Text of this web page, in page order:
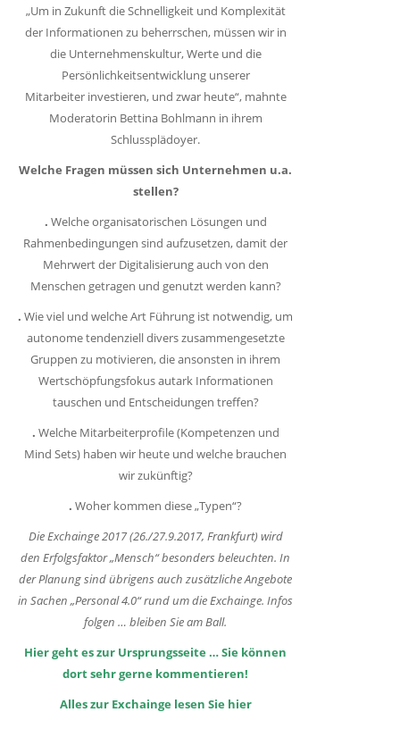
„Um in Zukunft die Schnelligkeit und Komplexität
der Informationen zu beherrschen, müssen wir in
die Unternehmenskultur, Werte und die
Persönlichkeitsentwicklung unserer
Mitarbeiter investieren, und zwar heute“, mahnte
Moderatorin Bettina Bohlmann in ihrem
Schlussplädoyer.
Welche Fragen müssen sich Unternehmen u.a.
stellen?
. Welche organisatorischen Lösungen und
Rahmenbedingungen sind aufzusetzen, damit der
Mehrwert der Digitalisierung auch von den
Menschen getragen und genutzt werden kann?
. Wie viel und welche Art Führung ist notwendig, um
autonome tendenziell divers zusammengesetzte
Gruppen zu motivieren, die ansonsten in ihrem
Wertschöpfungsfokus autark Informationen
tauschen und Entscheidungen treffen?
. Welche Mitarbeiterprofile (Kompetenzen und
Mind Sets) haben wir heute und welche brauchen
wir zukünftig?
. Woher kommen diese „Typen“?
Die Exchainge 2017 (26./27.9.2017, Frankfurt) wird
den Erfolgsfaktor „Mensch“ besonders beleuchten. In
der Planung sind übrigens auch zusätzliche Angebote
in Sachen „Personal 4.0“ rund um die Exchainge. Infos
folgen … bleiben Sie am Ball.
Hier geht es zur Ursprungsseite… Sie können
dort sehr gerne kommentieren!
Alles zur Exchainge lesen Sie hier